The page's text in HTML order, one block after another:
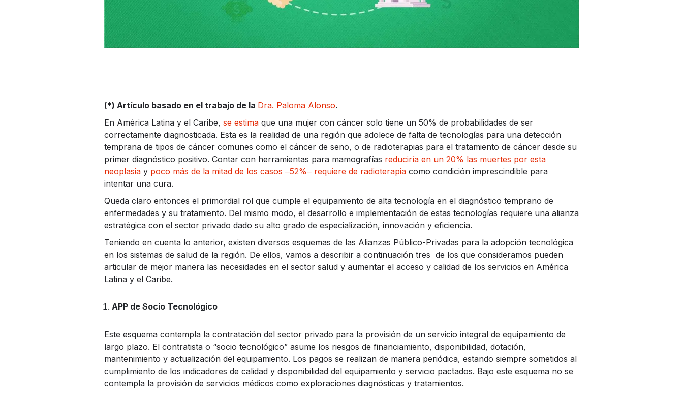
(*) Artículo basado en el trabajo de la Dra. Paloma Alonso.
En América Latina y el Caribe, se estimaque una mujer con cáncer solo tiene un 50% de probabilidades de ser
correctamente diagnosticada. Esta es la realidad de una región que adolece de falta de tecnologías para una detección
temprana de tipos de cáncer comunes como el cáncer de seno, o de radioterapias para el tratamiento de cáncer desde su
primer diagnóstico positivo. Contar con herramientas para mamografías reduciría en un 20% las muertes por esta
neoplasiay poco más de la mitad de los casos ‒52%‒ requiere de radioterapiacomo condición imprescindible para
intentar una cura.
Queda claro entonces el primordial rol que cumple el equipamiento de alta tecnología en el diagnóstico temprano de
enfermedades y su tratamiento. Del mismo modo, el desarrollo e implementación de estas tecnologías requiere una alianza
estratégica con el sector privado dado su alto grado de especialización, innovación y eficiencia.
Teniendo en cuenta lo anterior, existen diversos esquemas de las Alianzas Público-Privadas para la adopción tecnológica
en los sistemas de salud de la región. De ellos, vamos a describir a continuación tres de los que consideramos pueden
articular de mejor manera las necesidades en el sector salud y aumentar el acceso y calidad de los servicios en América
Latina y el Caribe.
APP de Socio Tecnológico
Este esquema contempla la contratación del sector privado para la provisión de un servicio integral de equipamiento de
largo plazo. El contratista o “socio tecnológico” asume los riesgos de financiamiento, disponibilidad, dotación,
mantenimiento y actualización del equipamiento. Los pagos se realizan de manera periódica, estando siempre sometidos al
cumplimiento de los indicadores de calidad y disponibilidad del equipamiento y servicio pactados. Bajo este esquema no se
contempla la provisión de servicios médicos como exploraciones diagnósticas y tratamientos.